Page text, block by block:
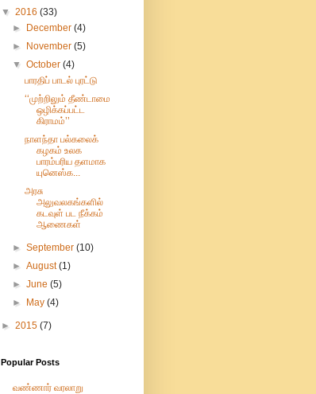
▼ 2016 (33)
► December(4)
► November(5)
▼October(4)
பாரதிப் பாடல் புரட்டு
‘‘முற்றிலும் தீண்டாமை
ஒழிக்கப்பட்ட
கிராமம்’’
நாளந்தா பல்கலைக்
கழகம் உலக
பாரம்பரிய தளமாக
யுனெஸ்க...
அரசு
அலுவலகங்களில்
கடவுள் பட நீக்கம்
ஆணைகள்
►September(10)
►August(1)
►June(5)
► May(4)
► 2015 (7)
Popular Posts
வண்ணார் வரலாறு